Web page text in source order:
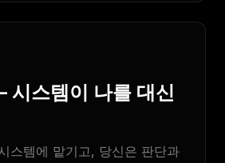
스템이 나를 대신
스템에 맡기고, 당신은 판단과